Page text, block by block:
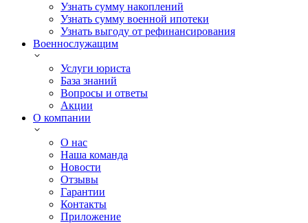
Узнать сумму накоплений
Узнать сумму военной ипотеки
Узнать выгоду от рефинансирования
Военнослужащим
Услуги юриста
База знаний
Вопросы и ответы
Акции
О компании
О нас
Наша команда
Новости
Отзывы
Гарантии
Контакты
Приложение